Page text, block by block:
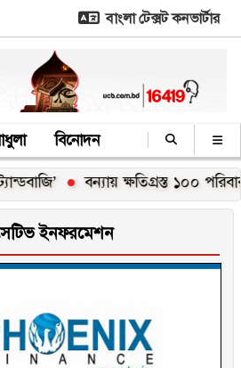
বাংলা টেক্সট কনভার্টার
বিনোদন
বন্যায় ক্ষতিগ্রস্ত ১০০ পরিবারকে
ইনফরমেশন